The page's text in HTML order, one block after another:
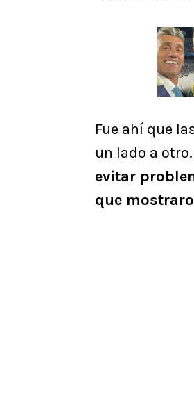
Fue ahí que
un lado a
evitar
que